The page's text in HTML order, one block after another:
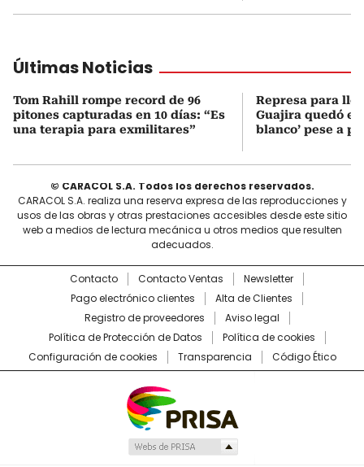
Últimas Noticias
Tom Rahill rompe record de 96
pitones capturadas en 10 días: “Es
una terapia para exmilitares”
Represa para
Guajira quedó en
blanco’ pese a
© CARACOL S.A. Todos los derechos reservados.
CARACOL S.A. realiza una reserva expresa de las reproducciones y
usos de las obras y otras prestaciones accesibles desde este sitio
web a medios de lectura mecánica u otros medios que resulten
adecuados.
Contacto Contacto Ventas
Newsletter
Pago electrónico clientes
Alta de Clientes
Registro de proveedores
Aviso legal
Política de Protección de Datos
Política de cookies
Configuración de cookies
Transparencia Código Ético